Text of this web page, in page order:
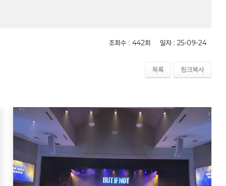
조회수 : 442회 일자 : 25-09-24
목록 링크복사